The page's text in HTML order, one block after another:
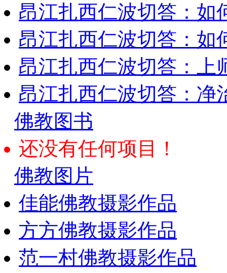
昂江扎西仁波切答：如
昂江扎西仁波切答：如
昂江扎西仁波切答：上
昂江扎西仁波切答：净
佛教图书
还没有任何项目！
佛教图片
佳能佛教摄影作品
方方佛教摄影作品
范一村佛教摄影作品